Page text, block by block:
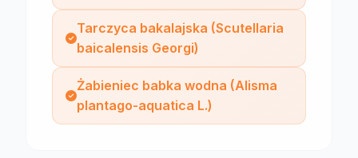
Tarczyca bakalajska (Scutellaria
baicalensis Georgi)
Żabieniec babka wodna (Alisma
plantago-aquatica L.)